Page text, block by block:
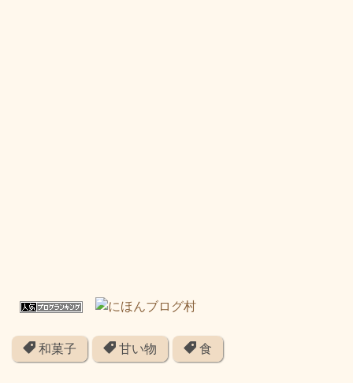
和菓子 甘い物 食